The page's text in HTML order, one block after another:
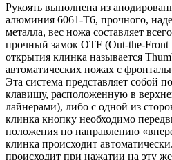
Рукоять выполнена из
алюминия 6061-T6, прочного,
металла, вес ножа составляет
прочный замок OTF (Out-the-
открытия клинка называется
автоматических ножах с
Эта система представляет собой
клавишу, расположенную в
лайнерами), либо с одной из
клинка кнопку необходимо
положения по направлению
клинка происходит
происходит при нажатии на эту